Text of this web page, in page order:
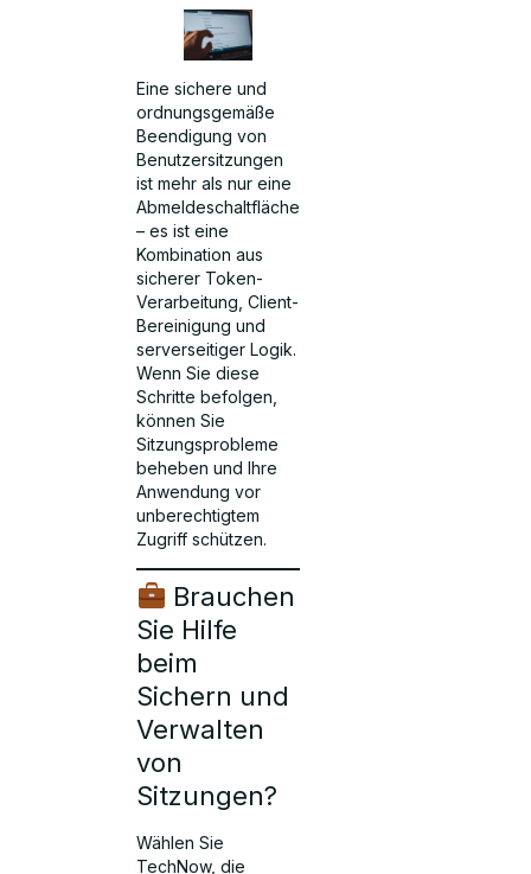
Eine sichere und
ordnungsgemäße
Beendigung von
Benutzersitzungen
ist mehr als nur eine
Abmeldeschaltfläche
– es ist eine
Kombination aus
sicherer Token-
Verarbeitung, Client-
Bereinigung und
serverseitiger Logik.
Wenn Sie diese
Schritte befolgen,
können Sie
Sitzungsprobleme
beheben und Ihre
Anwendung vor
unberechtigtem
Zugriff schützen.
Brauchen
Sie Hilfe
beim
Sichern und
Verwalten
von
Sitzungen?
Wählen Sie
TechNow, die